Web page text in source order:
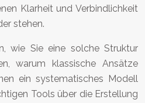
Klarheit und Verbindlichkeit
stehen.
wie Sie eine solche Struktur
warum klassische Ansätze
ein systematisches Modell
Tools über die Erstellung